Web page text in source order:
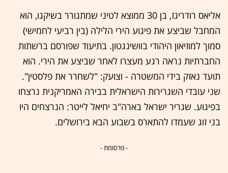
אליאס רודריגז, בן 30 ממוצא לטיני שמתגורר בשיקגו, הוא
המחבל שביצע את פיגוע הירי הלילה (בין רביעי לחמישי)
סמוך למוזיאון היהודי בוושינגטון. בתיעוד שפורסם ברשתות
החברתיות נראה רגע מעצרו לאחר שביצע את הירי. הוא
תועד נאזק בידי המשטרה - וצועק: "לשחרר את פלסטין".
שני עובדי השגרירות הישראלית בבירה האמריקנית נרצחו
בפיגוע. שגריר ישראל בארה"ב יחיאל לייטר: הנרצחים היו
בני זוג שעמדו להתארס בשבוע הבא בירושלים.
- פרסומת -